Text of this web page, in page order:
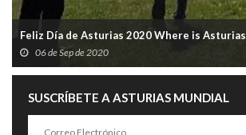
Feliz Día de Asturias 2020 Where is Asturias
06 de Sep de 2020
SUSCRÍBETE A ASTURIAS MUNDIAL